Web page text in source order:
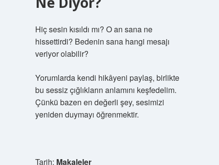
Hiç sesin kısıldı mı? O an sana ne
hissettirdi? Bedenin sana hangi mesajı
veriyor olabilir?
Yorumlarda kendi hikâyeni paylaş, birlikte
bu sessiz çığlıkların anlamını keşfedelim.
Çünkü bazen en değerli şey, sesimizi
yeniden duymayı öğrenmektir.
Tarih: Makaleler